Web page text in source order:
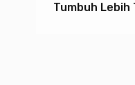
Tumbuh Lebih